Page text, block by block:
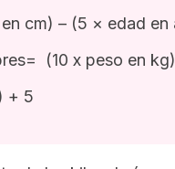
cm) – (5 × edad en
(10 x peso en
+ 5